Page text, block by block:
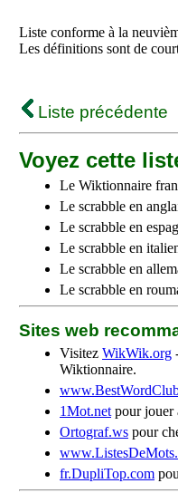
Liste conforme à la
Les définitions sont de
Liste précédente
Voyez cette
Le Wiktionnaire
Le scrabble en
Le scrabble en
Le scrabble en
Le scrabble en
Le scrabble en
Sites web
Visitez WikWik.org
Wiktionnaire.
1Mot.net pour jouer
Ortograf.ws pour
fr.DupliTop.com